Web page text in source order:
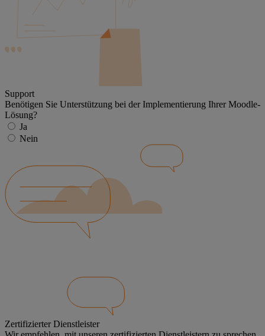
Support
Benötigen Sie Unterstützung bei der Implementierung Ihrer Moodle-
Lösung?
Ja
Nein
Zertifizierter Dienstleister